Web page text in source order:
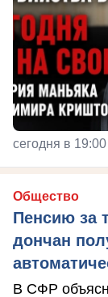
сегодня в 19:00
Общество
Пенсию за
дончан
В СФР